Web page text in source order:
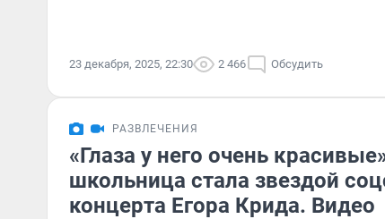
23 декабря, 2025, 22:30 2 466 Обсудить
РАЗВЛЕЧЕНИЯ
«Глаза у него очень
школьница стала звездой
концерта Егора Крида. Видео